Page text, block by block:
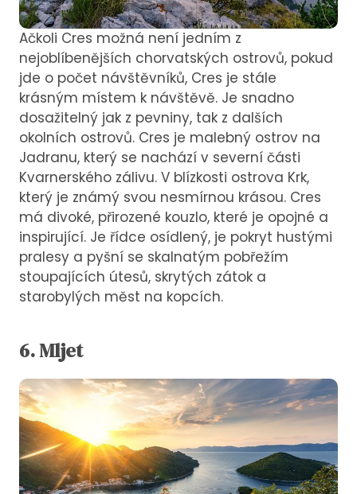
Ačkoli Cres možná není jedním z
nejoblíbenějších chorvatských ostrovů, pokud
jde o počet návštěvníků, Cres je stále
krásným místem k návštěvě. Je snadno
dosažitelný jak z pevniny, tak z dalších
okolních ostrovů. Cres je malebný ostrov na
Jadranu, který se nachází v severní části
Kvarnerského zálivu. V blízkosti ostrova Krk,
který je známý svou nesmírnou krásou. Cres
má divoké, přirozené kouzlo, které je opojné a
inspirující. Je řídce osídlený, je pokryt hustými
pralesy a pyšní se skalnatým pobřežím
stoupajících útesů, skrytých zátok a
starobylých měst na kopcích.
6. Mljet